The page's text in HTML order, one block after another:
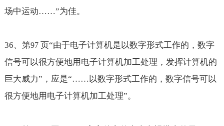
场中运动……”为佳。
36、第97 页“由于电子计算机是以数字形式工作的，数字
信号可以很方便地用电子计算机加工处理， 发挥计算机的
巨大威力”，应是“…… 以数字形式工作的，数字信号可以
很方便地用电子计算机加工处理”。